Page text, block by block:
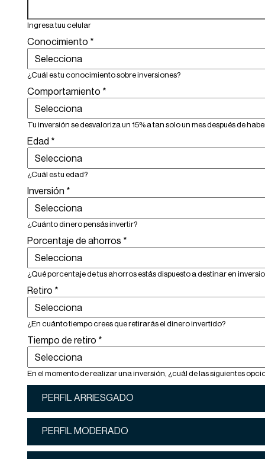
Ingresa tuu celular
Conocimiento *
¿Cuál es tu conocimiento sobre inversiones?
Comportamiento *
Tu inversión se desvaloriza un 15% a tan solo un mes después de
Edad *
¿Cuál es tu edad?
Inversión *
¿Cuánto dinero pensás invertir?
Porcentaje de ahorros *
¿Qué porcentaje de tus ahorros estás dispuesto a destinar en
Retiro *
¿En cuánto tiempo crees que retirarás el dinero invertido?
Tiempo de retiro *
En el momento de realizar una inversión, ¿cuál de las siguientes
PERFIL ARRIESGADO
PERFIL MODERADO